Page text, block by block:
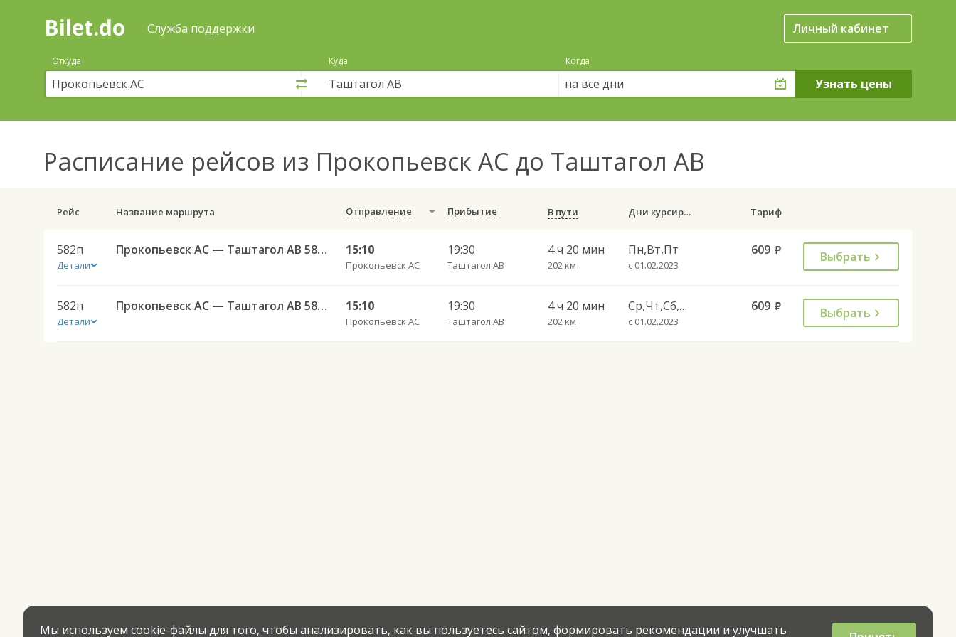
Поиск
покупка
билетов
автобус
онлайн
Bilet.do Служба поддержки Личный кабинет
Откуда Куда Когда
на все дни
Расписание рейсов из Прокопьевск АС до Таштагол АВ
Рейс Название маршрута Отправление Прибытие В пути Дни курсирования Тариф
582п
Детали
Прокопьевск АС — Таштагол АВ 582п 15:10
Прокопьевск АС
19:30
Таштагол АВ
4 ч 20 мин
202 км
Пн,Вт,Пт
с 01.02.2023
609 руб. Выбрать
582п
Детали
Прокопьевск АС — Таштагол АВ 582п 15:10
Прокопьевск АС
19:30
Таштагол АВ
4 ч 20 мин
202 км
Ср,Чт,Сб,Вс
с 01.02.2023
609 руб. Выбрать
Мы используем cookie-файлы для того, чтобы анализировать, как вы пользуетесь сайтом, формировать рекомендации и улучшать